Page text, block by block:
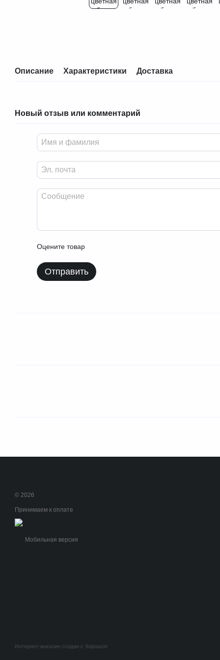
Описание Характеристики Доставка
Новый отзыв или комментарий
Оцените товар
Отправить
© 2026
Принимаем к оплате
Мобильная версия
Интернет-магазин создан с Хорошоп